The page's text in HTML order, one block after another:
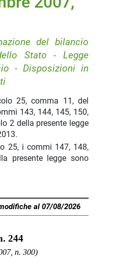
del bilancio
Stato - Legge
- Disposizioni in
25, comma 11, del
143, 144, 145, 150,
2 della presente legge
25, i commi 147, 148,
presente legge sono
al 07/08/2026
244
n. 300)